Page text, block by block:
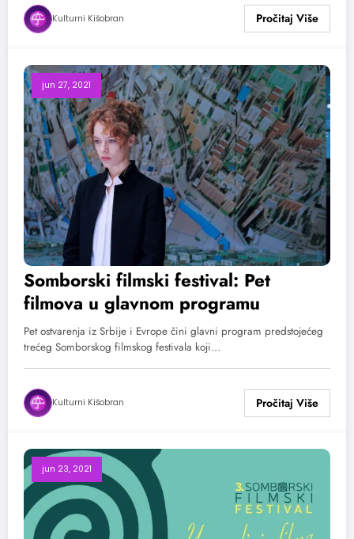
Kulturni Kišobran
jun 27, 2021
Somborski filmski festival: Pet
filmova u glavnom programu
Pet ostvarenja iz Srbije i Evrope čini glavni program predstojećeg
trećeg Somborskog filmskog festivala koji…
Kulturni Kišobran
jun 23, 2021